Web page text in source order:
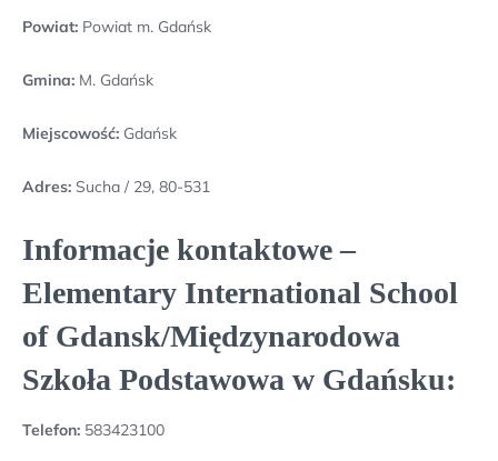
Powiat: Powiat m. Gdańsk
Gmina: M. Gdańsk
Miejscowość: Gdańsk
Adres: Sucha / 29, 80-531
Informacje kontaktowe –
Elementary International School
of Gdansk/Międzynarodowa
Szkoła Podstawowa w Gdańsku:
Telefon: 583423100